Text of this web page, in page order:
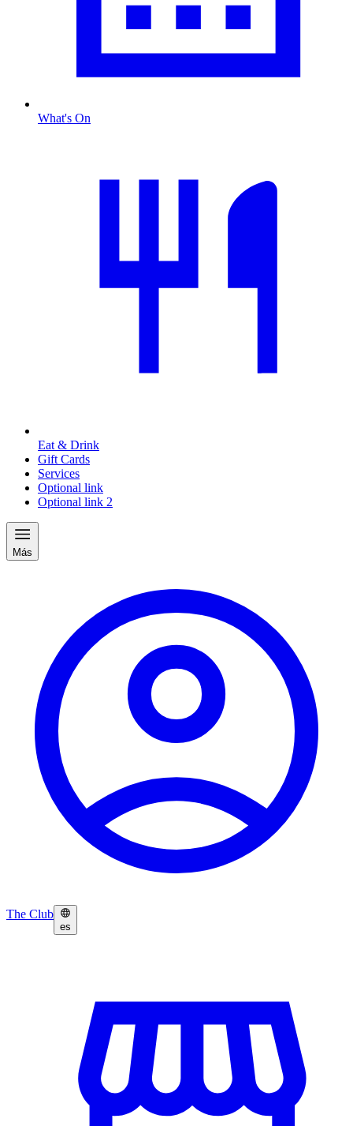
What's On
Eat & Drink
Gift Cards
Services
Optional link
Optional link 2
Más
The Club
es